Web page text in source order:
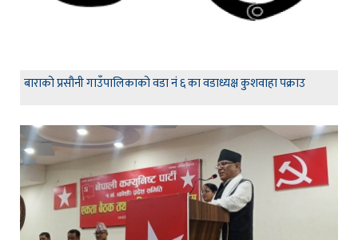
बाराको प्रसौनी गाउँपालिकाको वडा नं ६ का वडाध्यक्ष कुशवाहा पक्राउ